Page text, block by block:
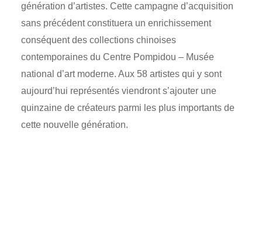
génération d’artistes. Cette campagne d’acquisition
sans précédent constituera un enrichissement
conséquent des collections chinoises
contemporaines du Centre Pompidou – Musée
national d’art moderne. Aux 58 artistes qui y sont
aujourd’hui représentés viendront s’ajouter une
quinzaine de créateurs parmi les plus importants de
cette nouvelle génération.